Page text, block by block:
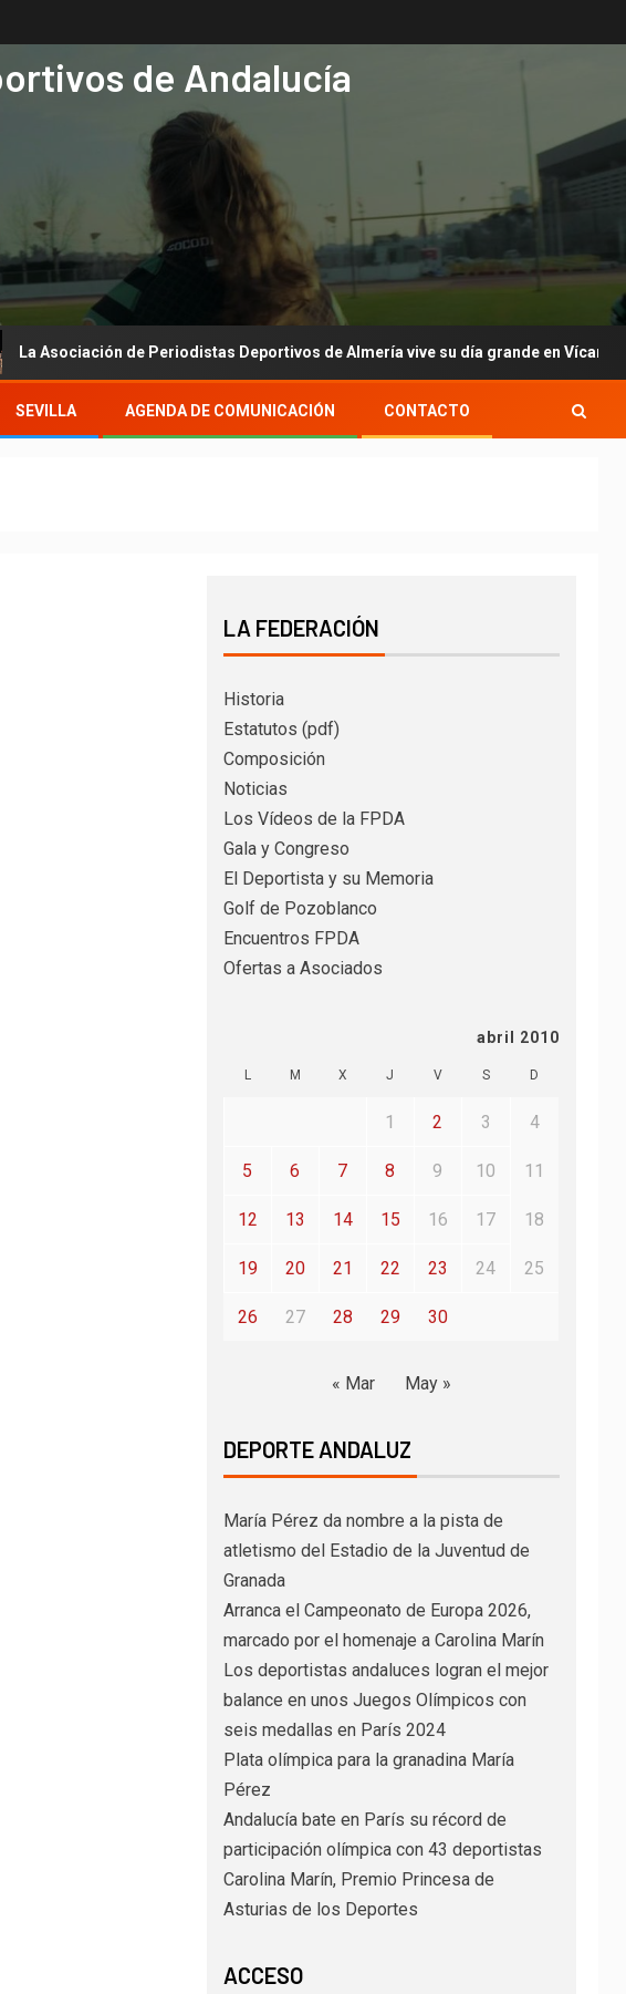
de Andalucía
de Periodistas Deportivos de Almería vive su día grande en Vícar con su
SEVILLA AGENDA DE COMUNICACIÓN CONTACTO
LA FEDERACIÓN
Historia
Estatutos (pdf)
Composición
Noticias
Los Vídeos de la FPDA
Gala y Congreso
El Deportista y su Memoria
Golf de Pozoblanco
Encuentros FPDA
Ofertas a Asociados
abril 2010
L M X J V S D
1 2 3 4
5 6 7 8 9 10 11
12 13 14 15 16 17 18
19 20 21 22 23 24 25
26 27 28 29 30
« Mar May »
DEPORTE ANDALUZ
María Pérez da nombre a la pista de
atletismo del Estadio de la Juventud de
Granada
Arranca el Campeonato de Europa 2026,
marcado por el homenaje a Carolina Marín
Los deportistas andaluces logran el mejor
balance en unos Juegos Olímpicos con
seis medallas en París 2024
Plata olímpica para la granadina María
Pérez
Andalucía bate en París su récord de
participación olímpica con 43 deportistas
Carolina Marín, Premio Princesa de
Asturias de los Deportes
ACCESO